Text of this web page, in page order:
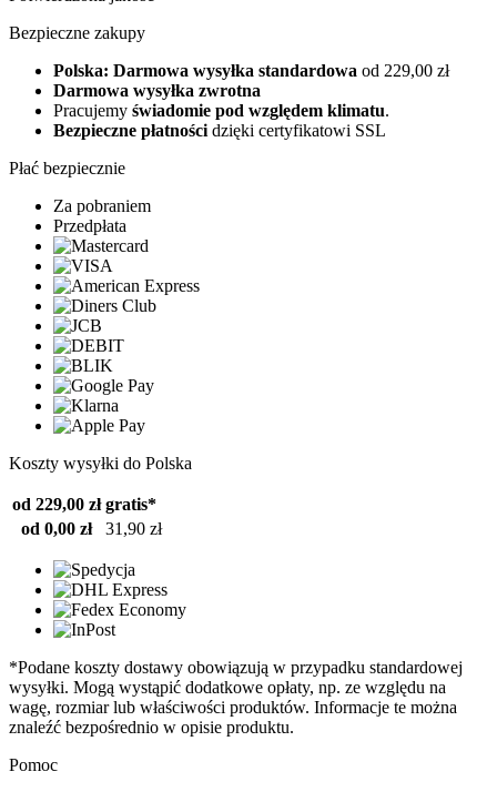
Bezpieczne zakupy
Polska: Darmowa wysyłka standardowa od 229,00 zł
Darmowa wysyłka zwrotna
Pracujemy świadomie pod względem klimatu.
Bezpieczne płatności dzięki certyfikatowi SSL
Płać bezpiecznie
Za pobraniem
Przedpłata
Koszty wysyłki do Polska
od 229,00 zł gratis*
od 0,00 zł
31,90 zł
*Podane koszty dostawy obowiązują w przypadku standardowej
wysyłki. Mogą wystąpić dodatkowe opłaty, np. ze względu na
wagę, rozmiar lub właściwości produktów. Informacje te można
znaleźć bezpośrednio w opisie produktu.
Pomoc